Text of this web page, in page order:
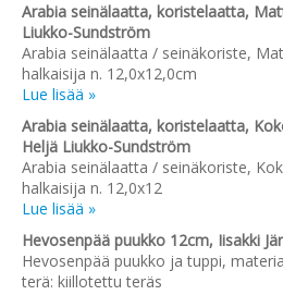
Arabia seinälaatta, koristelaatta,
Liukko-Sundström
Arabia seinälaatta / seinäkoriste,
halkaisija n. 12,0x12,0cm
Lue lisää »
Arabia seinälaatta, koristelaatta,
Heljä Liukko-Sundström
Arabia seinälaatta / seinäkoriste,
halkaisija n. 12,0x12
Lue lisää »
Hevosenpää puukko 12cm, Iisakki
Hevosenpää puukko ja tuppi,
terä: kiillotettu teräs